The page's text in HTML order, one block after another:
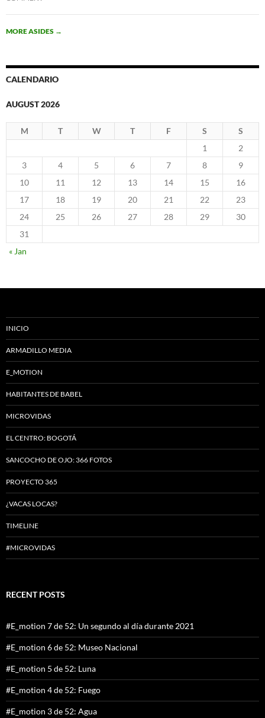
MORE ASIDES →
CALENDARIO
AUGUST 2026
M T W T F S
S
1
2
3
4 5 6 7 8
9
10
11 12 13 14 15
16
17
18 19 20 21 22
23
24
25 26 27 28 29
30
31
« Jan
INICIO
ARMADILLO MEDIA
E_MOTION
HABITANTES DE BABEL
MICROVIDAS
EL CENTRO: BOGOTÁ
SANCOCHO DE OJO: 366 FOTOS
PROYECTO 365
¿VACAS LOCAS?
TIMELINE
#MICROVIDAS
RECENT POSTS
#E_motion 7 de 52: Un segundo al día durante 2021
#E_motion 6 de 52: Museo Nacional
#E_motion 5 de 52: Luna
#E_motion 4 de 52: Fuego
#E_motion 3 de 52: Agua